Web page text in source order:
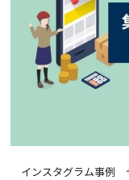
インスタグラム事例